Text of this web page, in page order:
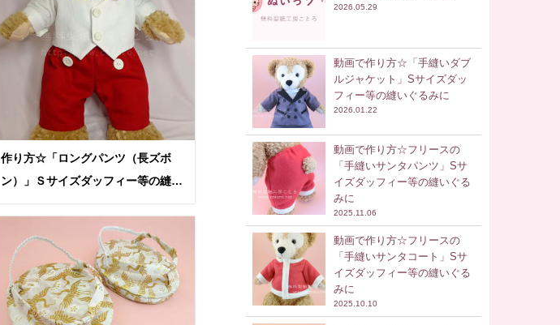
作り方☆「ロングパンツ（長ズボ
ン）」Ｓサイズダッフィー等の縫い
2026.05.29
動画で作り方☆「手縫いダブ
ルジャケット」Sサイズダッ
フィー等の縫いぐるみに
2026.01.22
動画で作り方☆フリースの
「手縫いサンタパンツ」Sサ
イズダッフィー等の縫いぐる
みに
2025.11.06
動画で作り方☆フリースの
「手縫いサンタコート」Sサ
イズダッフィー等の縫いぐる
みに
2025.10.10